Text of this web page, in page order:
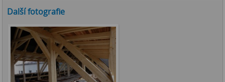
Další fotografie